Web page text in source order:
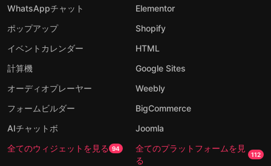
WhatsAppチャット
ポップアップ
イベントカレンダー
計算機
オーディオプレーヤー
フォームビルダー
AIチャットボ
全てのウィジェットを見る 94
Elementor
Shopify
HTML
Google Sites
Weebly
BigCommerce
Joomla
全てのプラットフォームを見
る
112